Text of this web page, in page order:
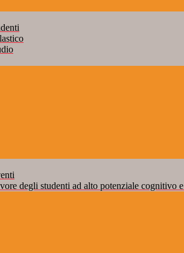
degli studenti ad alto potenziale cognitivo